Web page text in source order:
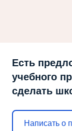
Есть
учебного
сделать
Написать о